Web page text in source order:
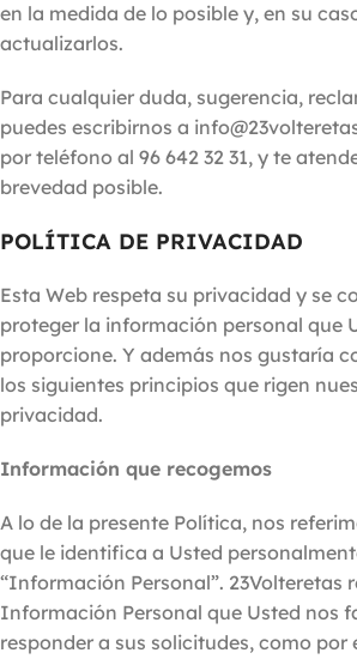
en la medida de lo posible y, en su
actualizarlos.
Para cualquier duda, sugerencia,
puedes escribirnos a
por teléfono al 96 642 32 31, y te
brevedad posible.
POLÍTICA DE PRIVACIDAD
Esta Web respeta su privacidad y se
proteger la información personal que
proporcione. Y además nos gustaría
los siguientes principios que rigen
privacidad.
Información que recogemos
A lo de la presente Política, nos
que le identifica a Usted
“Información Personal”. 23Volteretas
Información Personal que Usted nos
responder a sus solicitudes, como por